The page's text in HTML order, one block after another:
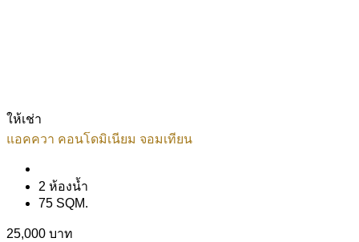
ให้เช่า
แอคควา คอนโดมิเนียม จอมเทียน
2 ห้องน้ำ
75 SQM.
25,000 บาท